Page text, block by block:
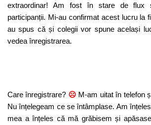
extraordinar! Am fost în stare de
participanții. Mi-au confirmat acest lucru la
au spus că și colegii vor spune același
vedea înregistrarea.
Care înregistrare? ☹ M-am uitat în telefon
Nu înțelegeam ce se întâmplase. Am
mea a înțeles că mă grăbisem și